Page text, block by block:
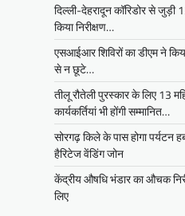
दिल्ली-देहरादून कॉरिडोर से जुड़ी
किया निरीक्षण…
एसआईआर शिविरों का डीएम ने
से न छूटे…
तीलू रौतेली पुरस्कार के लिए 13
कार्यकर्तियां भी होंगी सम्मानित…
सोरगढ़ किले के पास होगा पर्यटन
हैरिटेज वेंडिंग जोन
केंद्रीय औषधि भंडार का औचक
लिए